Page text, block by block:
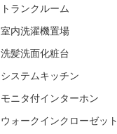
トランクルーム
室内洗濯機置場
洗髪洗面化粧台
システムキッチン
モニタ付インターホン
ウォークインクローゼット